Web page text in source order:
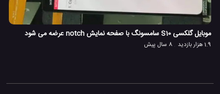
موبایل گلکسی S10 سامسونگ با صفحه نمایش notch عرضه می شود
1.9 هزار بازدید 8 سال پیش